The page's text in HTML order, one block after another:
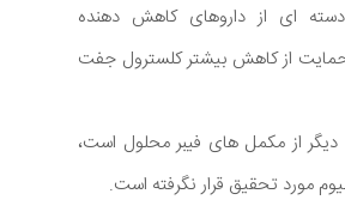
ای از داروهای کاهش دهنده
از کاهش بیشتر کلسترول جفت
از مکمل های فیبر محلول است،
مورد تحقیق قرار نگرفته است.